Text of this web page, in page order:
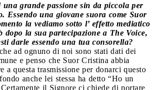
grande passione sin da piccola per
Essendo una giovane suora come Suor
la vediamo sotto l’ effetto mediatico
dopo la sua partecipazione a The Voice,
darle essendo una tua consorella?
ad ognuno di noi sono stati dati dei
e penso che Suor Cristina abbia
a questa trasmissione per donarci questo
anche lei stessa ha detto “Ho un
il Signore ci chiede di portare